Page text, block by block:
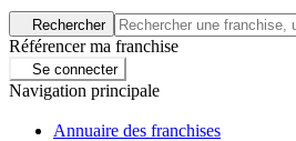
Rechercher
Référencer ma franchise
Se connecter
Navigation principale
Annuaire des franchises